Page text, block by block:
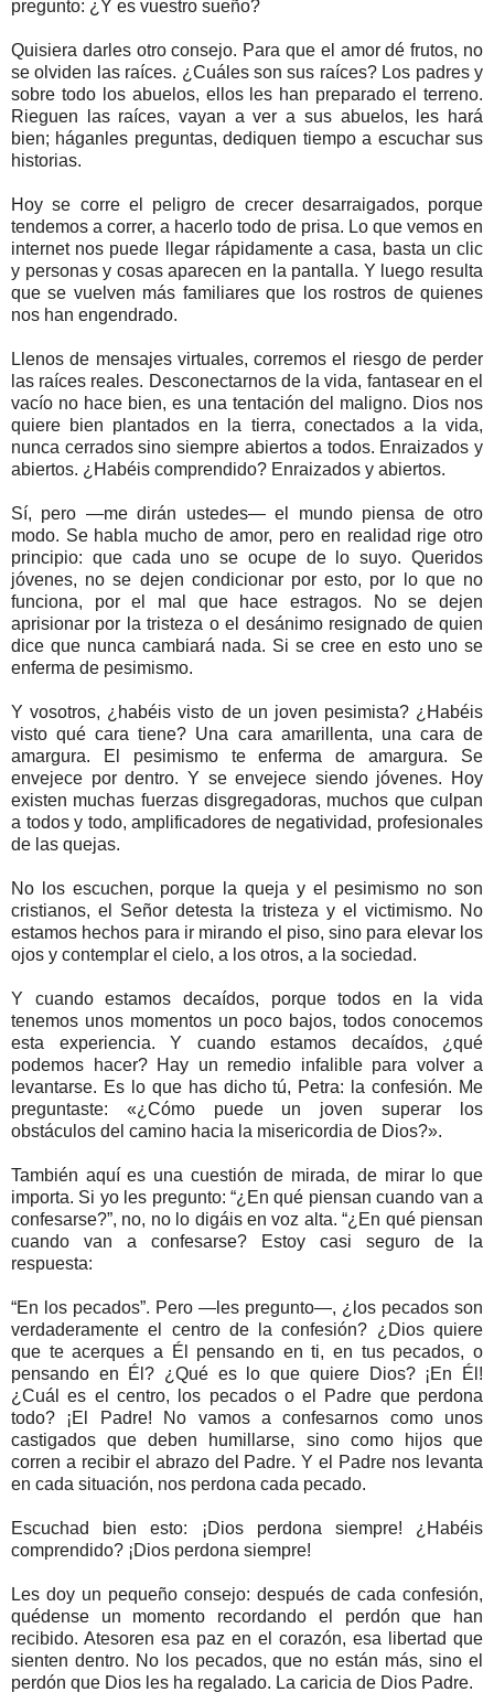
pregunto: ¿Y es vuestro sueño?
Quisiera darles otro consejo. Para que el amor dé frutos, no
se olviden las raíces. ¿Cuáles son sus raíces? Los padres y
sobre todo los abuelos, ellos les han preparado el terreno.
Rieguen las raíces, vayan a ver a sus abuelos, les hará
bien; háganles preguntas, dediquen tiempo a escuchar sus
historias.
Hoy se corre el peligro de crecer desarraigados, porque
tendemos a correr, a hacerlo todo de prisa. Lo que vemos en
internet nos puede llegar rápidamente a casa, basta un clic
y personas y cosas aparecen en la pantalla. Y luego resulta
que se vuelven más familiares que los rostros de quienes
nos han engendrado.
Llenos de mensajes virtuales, corremos el riesgo de perder
las raíces reales. Desconectarnos de la vida, fantasear en el
vacío no hace bien, es una tentación del maligno. Dios nos
quiere bien plantados en la tierra, conectados a la vida,
nunca cerrados sino siempre abiertos a todos. Enraizados y
abiertos. ¿Habéis comprendido? Enraizados y abiertos.
Sí, pero —me dirán ustedes— el mundo piensa de otro
modo. Se habla mucho de amor, pero en realidad rige otro
principio: que cada uno se ocupe de lo suyo. Queridos
jóvenes, no se dejen condicionar por esto, por lo que no
funciona, por el mal que hace estragos. No se dejen
aprisionar por la tristeza o el desánimo resignado de quien
dice que nunca cambiará nada. Si se cree en esto uno se
enferma de pesimismo.
Y vosotros, ¿habéis visto de un joven pesimista? ¿Habéis
visto qué cara tiene? Una cara amarillenta, una cara de
amargura. El pesimismo te enferma de amargura. Se
envejece por dentro. Y se envejece siendo jóvenes. Hoy
existen muchas fuerzas disgregadoras, muchos que culpan
a todos y todo, amplificadores de negatividad, profesionales
de las quejas.
No los escuchen, porque la queja y el pesimismo no son
cristianos, el Señor detesta la tristeza y el victimismo. No
estamos hechos para ir mirando el piso, sino para elevar los
ojos y contemplar el cielo, a los otros, a la sociedad.
Y cuando estamos decaídos, porque todos en la vida
tenemos unos momentos un poco bajos, todos conocemos
esta experiencia. Y cuando estamos decaídos, ¿qué
podemos hacer? Hay un remedio infalible para volver a
levantarse. Es lo que has dicho tú, Petra: la confesión. Me
preguntaste: «¿Cómo puede un joven superar los
obstáculos del camino hacia la misericordia de Dios?».
También aquí es una cuestión de mirada, de mirar lo que
importa. Si yo les pregunto: “¿En qué piensan cuando van a
confesarse?”, no, no lo digáis en voz alta. “¿En qué piensan
cuando van a confesarse? Estoy casi seguro de la
respuesta:
“En los pecados”. Pero —les pregunto—, ¿los pecados son
verdaderamente el centro de la confesión? ¿Dios quiere
que te acerques a Él pensando en ti, en tus pecados, o
pensando en Él? ¿Qué es lo que quiere Dios? ¡En Él!
¿Cuál es el centro, los pecados o el Padre que perdona
todo? ¡El Padre! No vamos a confesarnos como unos
castigados que deben humillarse, sino como hijos que
corren a recibir el abrazo del Padre. Y el Padre nos levanta
en cada situación, nos perdona cada pecado.
Escuchad bien esto: ¡Dios perdona siempre! ¿Habéis
comprendido? ¡Dios perdona siempre!
Les doy un pequeño consejo: después de cada confesión,
quédense un momento recordando el perdón que han
recibido. Atesoren esa paz en el corazón, esa libertad que
sienten dentro. No los pecados, que no están más, sino el
perdón que Dios les ha regalado. La caricia de Dios Padre.